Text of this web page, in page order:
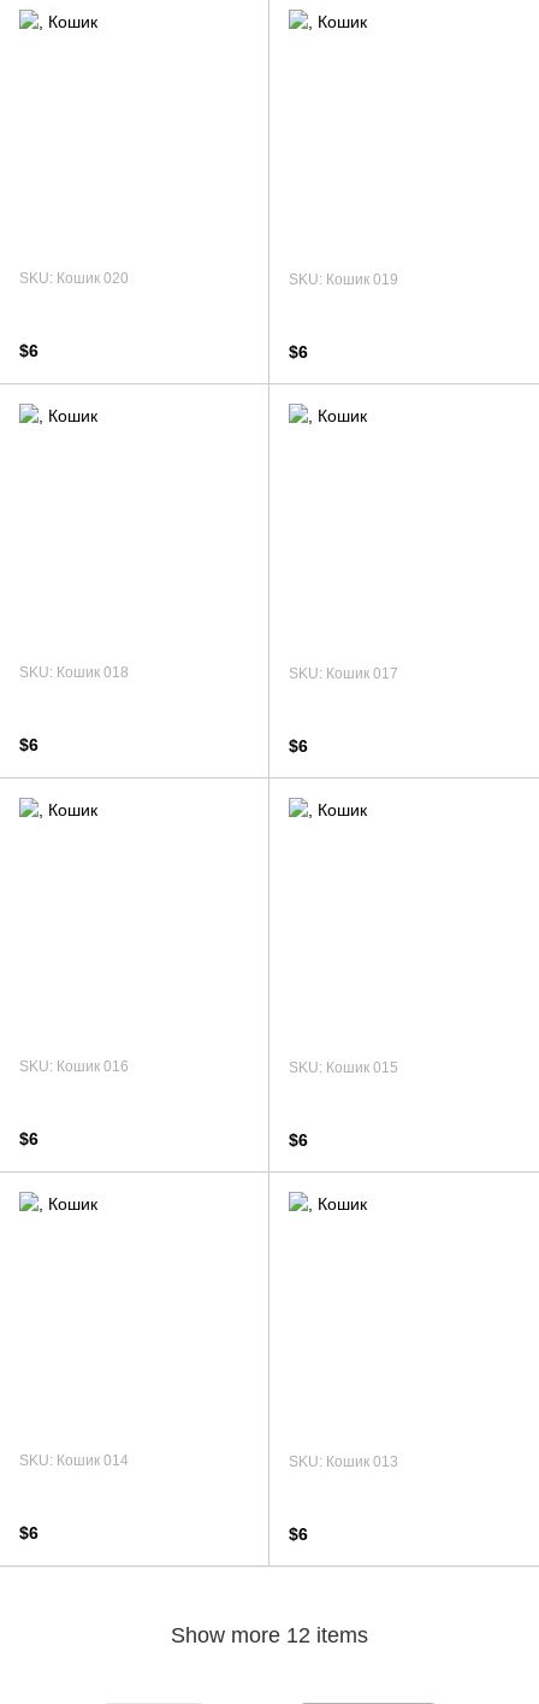
SKU: Кошик 020
$6
SKU: Кошик 019
$6
SKU: Кошик 018
$6
SKU: Кошик 017
$6
SKU: Кошик 016
$6
SKU: Кошик 015
$6
SKU: Кошик 014
$6
SKU: Кошик 013
$6
Show more 12 items